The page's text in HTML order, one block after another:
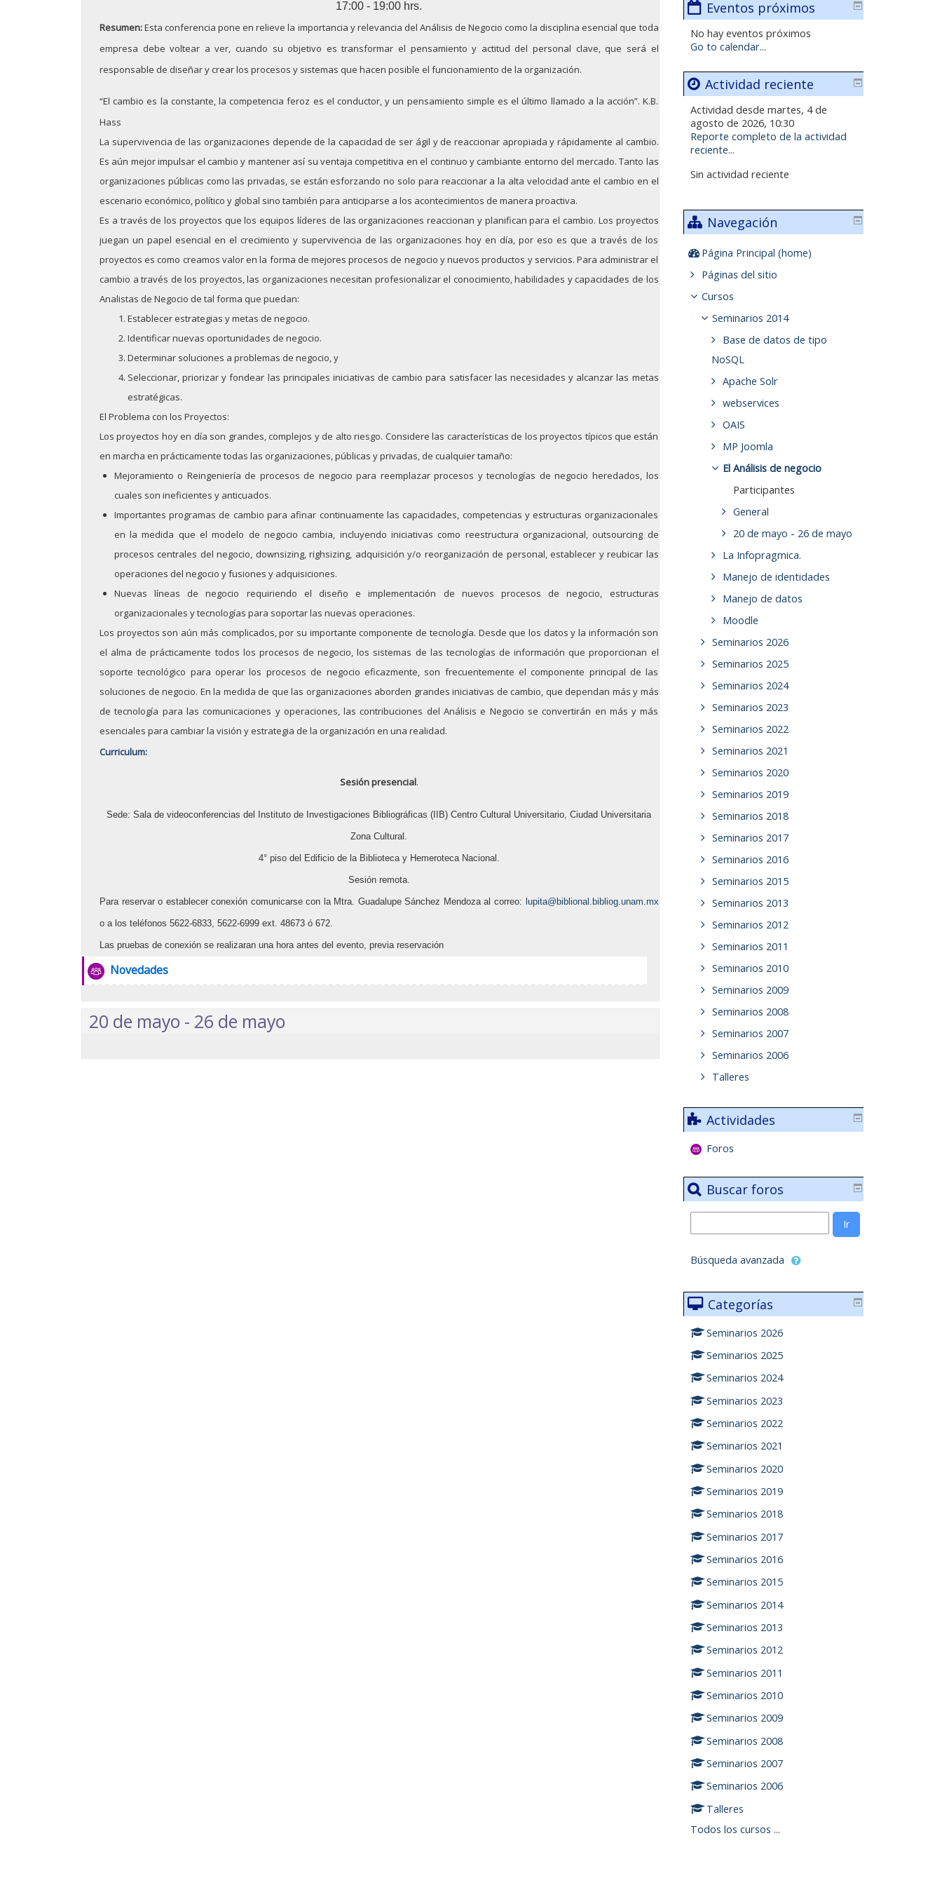
Grupo Promotor
Participantes
Junio: 23
Abril: 21
Febrero: 17
Seminarios 2025
Noviembre: 25
Octubre: 21
Septiembre: 30
Agosto: 17
Mayo: 20
Abril: 29
Abril: 07
Marzo: 25
Febrero: 25
Enero: 21
Seminarios 2024
Noviembre: 26
Octubre: 22
Septiembre: 25
Agosto: 15
Junio: 18
Seminarios 2023
Septiembre: 19
Agosto: 15
Junio: 20
17:00 - 19:00 hrs.
Resumen:Esta conferencia pone en relieve la importancia y relevancia del Análisis de Negocio como la disciplina esencial que toda
empresa debe voltear a ver, cuando su objetivo es transformar el pensamiento y actitud del personal clave, que será el
responsable de diseñar y crear los procesos y sistemas que hacen posible el funcionamiento de la organización.
“El cambio es la constante, la competencia feroz es el conductor, y un pensamiento simple es el último llamado a la acción”. K.B.
Hass
La supervivencia de las organizaciones depende de la capacidad de ser ágil y de reaccionar apropiada y rápidamente al cambio.
Es aún mejor impulsar el cambio y mantener así su ventaja competitiva en el continuo y cambiante entorno del mercado. Tanto las
organizaciones públicas como las privadas, se están esforzando no solo para reaccionar a la alta velocidad ante el cambio en el
escenario económico, político y global sino también para anticiparse a los acontecimientos de manera proactiva.
Es a través de los proyectos que los equipos líderes de las organizaciones reaccionan y planifican para el cambio. Los proyectos
juegan un papel esencial en el crecimiento y supervivencia de las organizaciones hoy en día, por eso es que a través de los
proyectos es como creamos valor en la forma de mejores procesos de negocio y nuevos productos y servicios. Para administrar el
cambio a través de los proyectos, las organizaciones necesitan profesionalizar el conocimiento, habilidades y capacidades de los
Analistas de Negocio de tal forma que puedan:
Establecer estrategias y metas de negocio.
Identificar nuevas oportunidades de negocio.
Determinar soluciones a problemas de negocio, y
Seleccionar, priorizar y fondear las principales iniciativas de cambio para satisfacer las necesidades y alcanzar las metas
estratégicas.
El Problema con los Proyectos:
Los proyectos hoy en día son grandes, complejos y de alto riesgo. Considere las características de los proyectos típicos que están
en marcha en prácticamente todas las organizaciones, públicas y privadas, de cualquier tamaño:
Mejoramiento o Reingeniería de procesos de negocio para reemplazar procesos y tecnologías de negocio heredados, los
cuales son ineficientes y anticuados.
Importantes programas de cambio para afinar continuamente las capacidades, competencias y estructuras organizacionales
en la medida que el modelo de negocio cambia, incluyendo iniciativas como reestructura organizacional, outsourcing de
procesos centrales del negocio, downsizing, righsizing, adquisición y/o reorganización de personal, establecer y reubicar las
operaciones del negocio y fusiones y adquisiciones.
Nuevas líneas de negocio requiriendo el diseño e implementación de nuevos procesos de negocio, estructuras
organizacionales y tecnologías para soportar las nuevas operaciones.
Los proyectos son aún más complicados, por su importante componente de tecnología. Desde que los datos y la información son
el alma de prácticamente todos los procesos de negocio, los sistemas de las tecnologías de información que proporcionan el
soporte tecnológico para operar los procesos de negocio eficazmente, son frecuentemente el componente principal de las
soluciones de negocio. En la medida de que las organizaciones aborden grandes iniciativas de cambio, que dependan más y más
de tecnología para las comunicaciones y operaciones, las contribuciones del Análisis e Negocio se convertirán en más y más
esenciales para cambiar la visión y estrategia de la organización en una realidad.
Curriculum:
Sesión presencial.
Sede: Sala de videoconferencias del Instituto de Investigaciones Bibliográficas (IIB) Centro Cultural Universitario, Ciudad Universitaria
Zona Cultural.
4° piso del Edificio de la Biblioteca y Hemeroteca Nacional.
Sesión remota.
Para reservar o establecer conexión comunicarse con la Mtra. Guadalupe Sánchez Mendoza al correo: lupita@biblional.bibliog.unam.mx
o a los teléfonos 5622-6833, 5622-6999 ext. 48673 ó 672.
Las pruebas de conexión se realizaran una hora antes del evento, previa reservación
Novedades
Foro
20 de mayo - 26 de mayo
Eventos próximos
No hay eventos próximos
Go to calendar...
Actividad reciente
Actividad desde martes, 4 de
agosto de 2026, 10:30
Reporte completo de la actividad
reciente...
Sin actividad reciente
Navegación
Página Principal (home)
Páginas del sitio
Cursos
Seminarios 2014
Base de datos de tipo
NoSQL
Apache Solr
webservices
OAIS
MP Joomla
El Análisis de negocio
Participantes
General
20 de mayo - 26 de mayo
La Infopragmica.
Manejo de identidades
Manejo de datos
Moodle
Seminarios 2026
Seminarios 2025
Seminarios 2024
Seminarios 2023
Seminarios 2022
Seminarios 2021
Seminarios 2020
Seminarios 2019
Seminarios 2018
Seminarios 2017
Seminarios 2016
Seminarios 2015
Seminarios 2013
Seminarios 2012
Seminarios 2011
Seminarios 2010
Seminarios 2009
Seminarios 2008
Seminarios 2007
Seminarios 2006
Talleres
Actividades
Foros
Buscar foros
Buscar
Ir
Búsqueda avanzada
Categorías
Seminarios 2026
Seminarios 2025
Seminarios 2024
Seminarios 2023
Seminarios 2022
Seminarios 2021
Seminarios 2020
Seminarios 2019
Seminarios 2018
Seminarios 2017
Seminarios 2016
Seminarios 2015
Seminarios 2014
Seminarios 2013
Seminarios 2012
Seminarios 2011
Seminarios 2010
Seminarios 2009
Seminarios 2008
Seminarios 2007
Seminarios 2006
Talleres
Todos los cursos ...